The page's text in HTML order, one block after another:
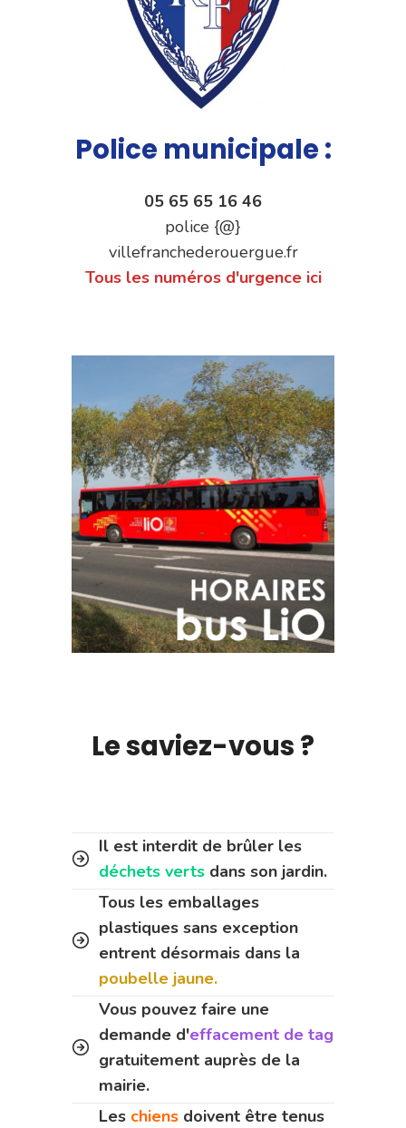
Police municipale :
05 65 65 16 46
police {@}
villefranchederouergue.fr
Tous les numéros d'urgence ici
Le saviez-vous ?
Il est interdit de brûler les
déchets verts dans son jardin.
Tous les emballages
plastiques sans exception
entrent désormais dans la
poubelle jaune.
Vous pouvez faire une
demande d'effacement de tag
gratuitement auprès de la
mairie.
Les chiens doivent être tenus